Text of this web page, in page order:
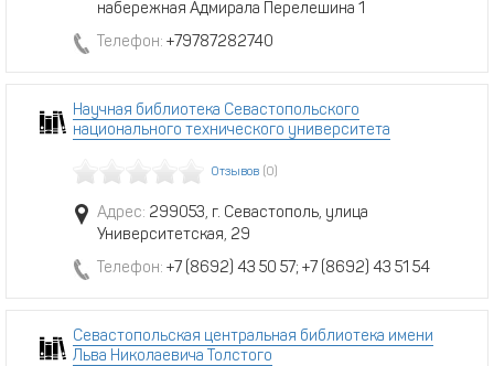
набережная Адмирала Перелешина 1
Телефон: +79787282740
Научная библиотека Севастопольского
национального технического университета
Отзывов (0)
Адрес: 299053, г. Севастополь, улица
Университетская, 29
Телефон: +7 (8692) 43 50 57; +7 (8692) 43 51 54
Севастопольская центральная библиотека имени
Льва Николаевича Толстого